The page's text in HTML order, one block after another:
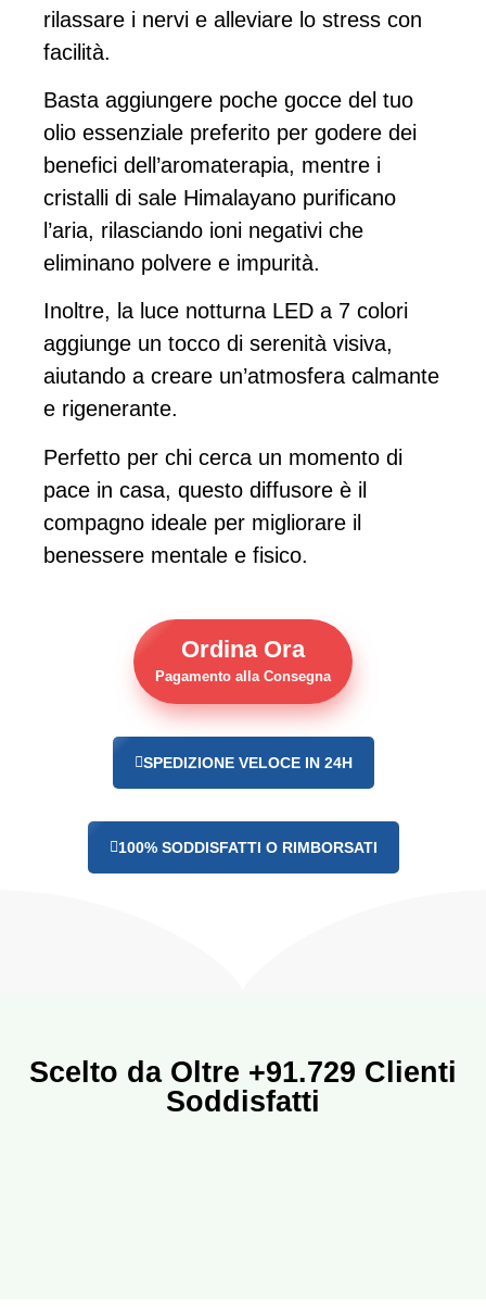
rilassare i nervi e alleviare lo stress con
facilità.
Basta aggiungere poche gocce del tuo
olio essenziale preferito per godere dei
benefici dell’aromaterapia, mentre i
cristalli di sale Himalayano purificano
l’aria, rilasciando ioni negativi che
eliminano polvere e impurità.
Inoltre, la luce notturna LED a 7 colori
aggiunge un tocco di serenità visiva,
aiutando a creare un’atmosfera calmante
e rigenerante.
Perfetto per chi cerca un momento di
pace in casa, questo diffusore è il
compagno ideale per migliorare il
benessere mentale e fisico.
Ordina Ora
Pagamento alla Consegna
SPEDIZIONE VELOCE IN 24H
100% SODDISFATTI O RIMBORSATI
Scelto da Oltre +91.729 Clienti
Soddisfatti